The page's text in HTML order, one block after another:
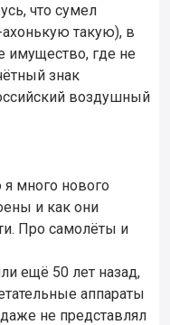
что сумел
ахонькую такую), в
имущество, где не
знак
воздушный
я много нового
и как они
Про самолёты и
ещё 50 лет назад,
аппараты
не представлял